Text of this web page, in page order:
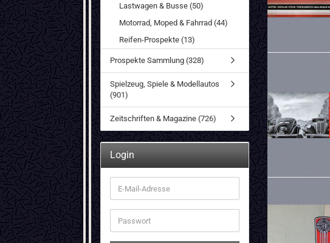
Lastwagen & Busse (50)
Motorrad, Moped & Fahrrad (44)
Reifen-Prospekte (13)
Prospekte Sammlung (328)
Spielzeug, Spiele & Modellautos
(901)
Zeitschriften & Magazine (726)
Login
E-
Mail-
Adresse
Passwort